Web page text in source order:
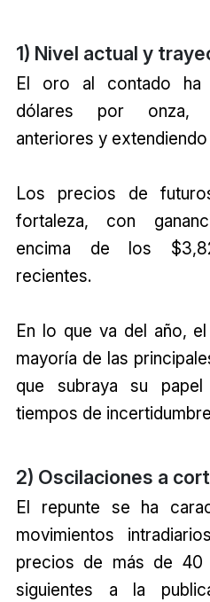
1) Nivel actual y
El oro al contado ha
dólares por onza,
anteriores y
Los precios de
fortaleza, con
encima de los
recientes.
En lo que va del año,
mayoría de las
que subraya su
tiempos de
2) Oscilaciones a
El repunte se ha
movimientos
precios de más de 40
siguientes a la